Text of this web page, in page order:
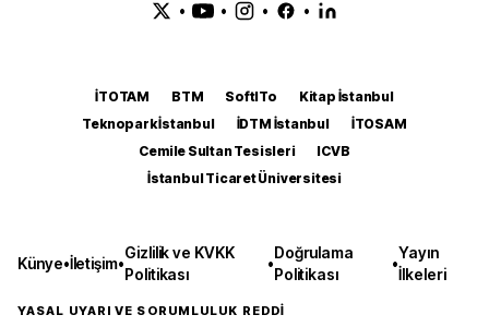
• • • •
İTOTAM BTM SoftITo
Kitap İstanbul
Teknopark İstanbul
İDTM İstanbul
İTOSAM
Cemile Sultan Tesisleri
ICVB
İstanbul Ticaret Üniversitesi
Künye•İletişim•
Gizlilik ve KVKK
Politikası
•
Doğrulama
Politikası
•
Yayın
İlkeleri
YASAL UYARI VE SORUMLULUK REDDİ